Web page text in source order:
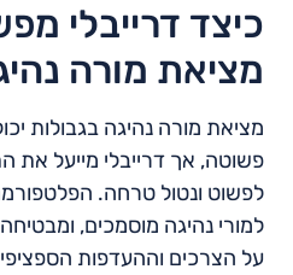
כיצד דרייבלי
מציאת מורה
מציאת מורה נהיגה בגבולות
פשוטה, אך דרייבלי מייעל את
לפשוט ונטול טרחה.
למורי נהיגה מוסמכים,
על הצרכים וההעדפות